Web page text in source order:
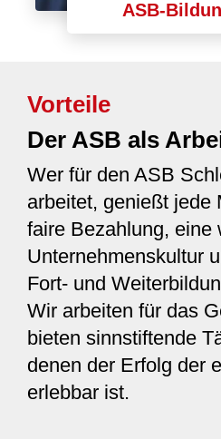
ASB-
Vorteile
Der ASB als
Wer für den ASB
arbeitet, genießt jede
faire Bezahlung, eine
Unternehmenskultur
Fort- und
Wir arbeiten für das
bieten sinnstiftende
denen der Erfolg der
erlebbar ist.